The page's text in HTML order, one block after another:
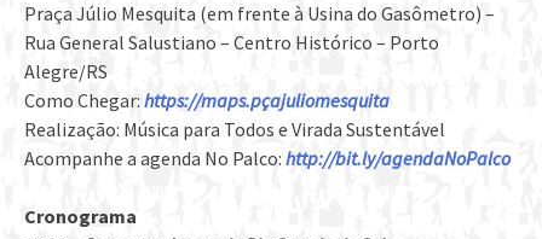
Praça Júlio Mesquita (em frente à Usina do Gasômetro) –
Rua General Salustiano – Centro Histórico – Porto
Alegre/RS
Como Chegar: https://maps.pçajuliomesquita
Realização: Música para Todos e Virada Sustentável
Acompanhe a agenda No Palco: http://bit.ly/agendaNoPalco
Cronograma